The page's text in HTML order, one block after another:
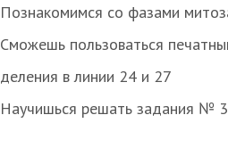
Познакомимся со фазами
Сможешь пользоваться
деления в линии 24 и 27
Научишься решать задания №